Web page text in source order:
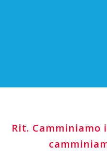
Rit. Camminiamo